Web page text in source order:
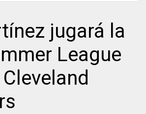
jugará la
League